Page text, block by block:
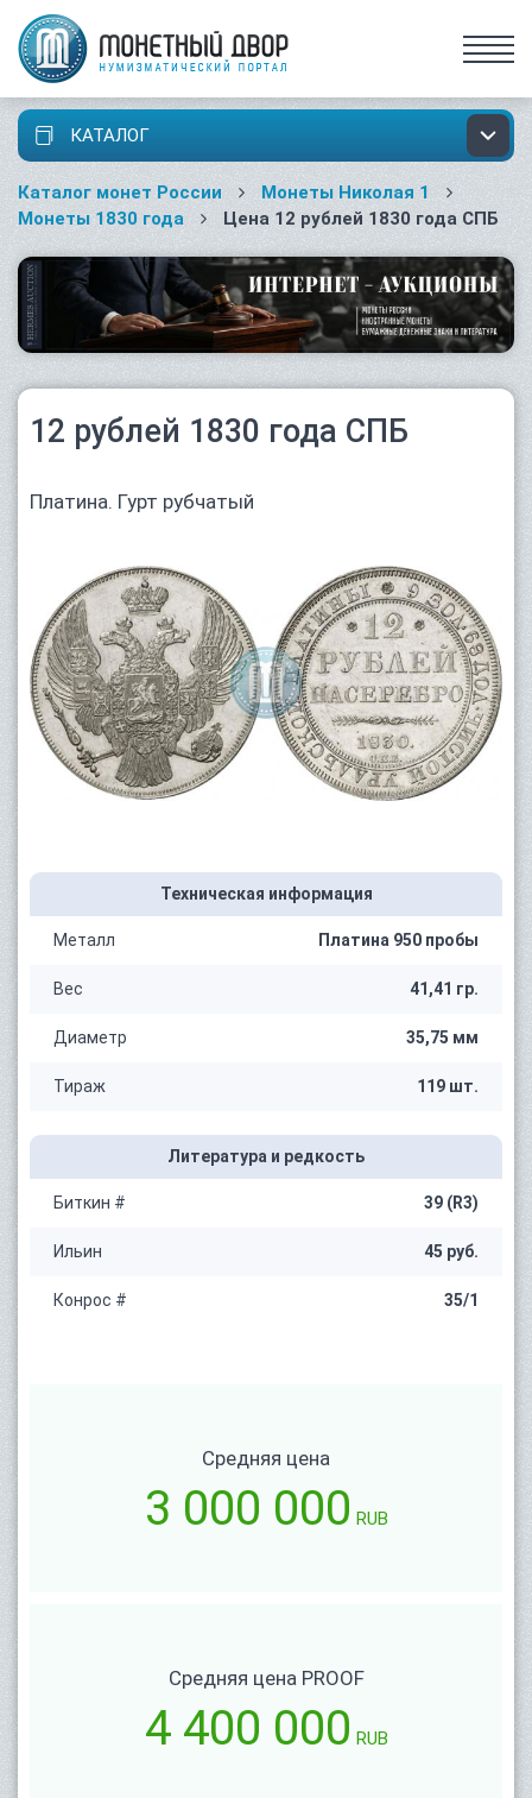
КАТАЛОГ
Каталог монет России
Монеты Николая 1
Монеты 1830 года
Цена 12 рублей 1830 года СПБ
12 рублей 1830 года СПБ
Платина. Гурт рубчатый
Техническая информация
Металл Платина 950 пробы
Вес 41,41 гр.
Диаметр 35,75 мм
Тираж 119 шт.
Литература и редкость
Биткин # 39 (R3)
Ильин 45 руб.
Конрос # 35/1
Средняя цена
3 000 000 RUB
Средняя цена PROOF
4 400 000 RUB